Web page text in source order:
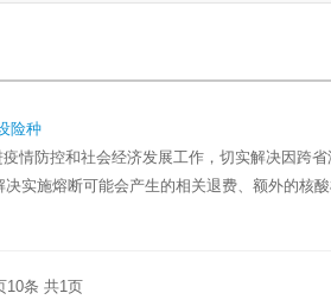
险种
防控和社会经济发展工作，切实解决因跨省
实施熔断可能会产生的相关退费、额外的核
10条 共1页